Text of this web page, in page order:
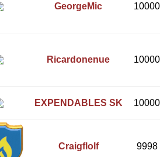
GeorgeMic 10000
Ricardonenue 10000
EXPENDABLES SK 10000
Craigflolf 9998